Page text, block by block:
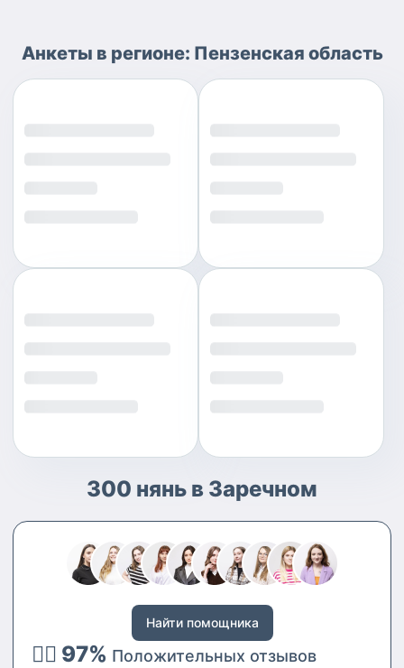
Анкеты в регионе: Пензенская область
300 нянь в Заречном
Найти помощника
👍🏻 97% Положительных отзывов